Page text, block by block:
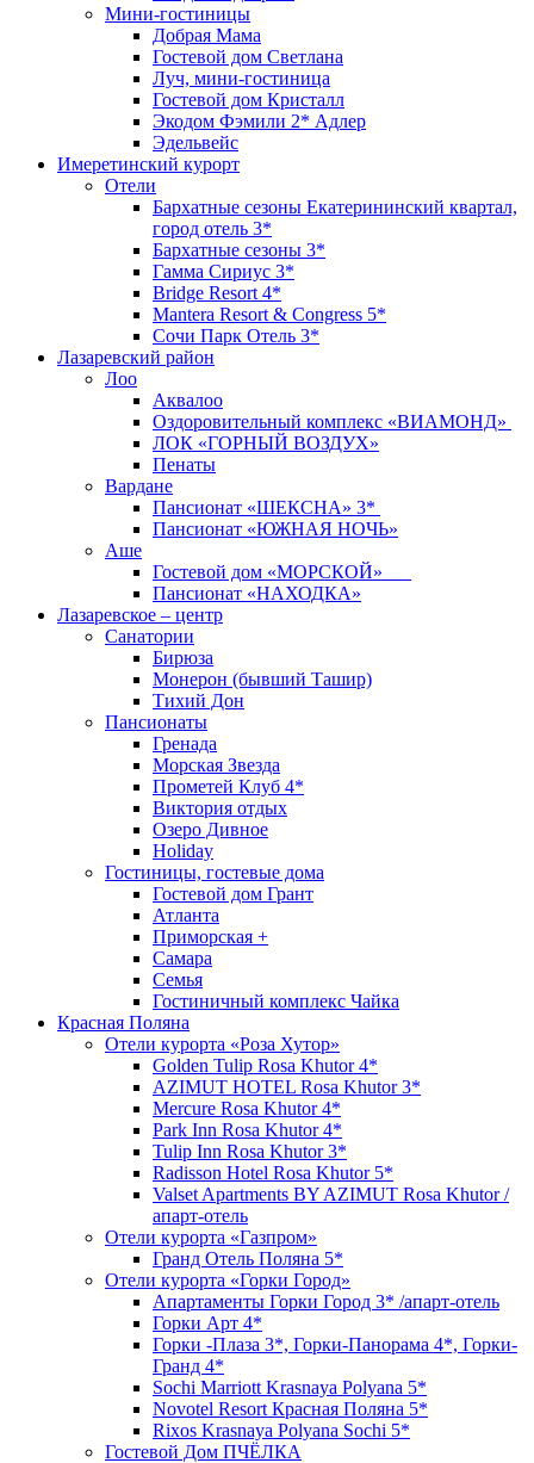
Мини-гостиницы
Добрая Мама
Гостевой дом Светлана
Луч, мини-гостиница
Гостевой дом Кристалл
Экодом Фэмили 2* Адлер
Эдельвейс
Имеретинский курорт
Отели
Бархатные сезоны Екатерининский квартал,
город отель 3*
Бархатные сезоны 3*
Гамма Сириус 3*
Bridge Resort 4*
Mantera Resort & Congress 5*
Сочи Парк Отель 3*
Лазаревский район
Лоо
Аквалоо
Оздоровительный комплекс «ВИАМОНД»
ЛОК «ГОРНЫЙ ВОЗДУХ»
Пенаты
Вардане
Пансионат «ШЕКСНА» 3*
Пансионат «ЮЖНАЯ НОЧЬ»
Аше
Гостевой дом «МОРСКОЙ»
Пансионат «НАХОДКА»
Лазаревское – центр
Санатории
Бирюза
Монерон (бывший Ташир)
Тихий Дон
Пансионаты
Гренада
Морская Звезда
Прометей Клуб 4*
Виктория отдых
Озеро Дивное
Holiday
Гостиницы, гостевые дома
Гостевой дом Грант
Атланта
Приморская +
Самара
Семья
Гостиничный комплекс Чайка
Красная Поляна
Отели курорта «Роза Хутор»
Golden Tulip Rosa Khutor 4*
AZIMUT HOTEL Rosa Khutor 3*
Mercure Rosa Khutor 4*
Park Inn Rosa Khutor 4*
Tulip Inn Rosa Khutor 3*
Radisson Hotel Rosa Khutor 5*
Valset Apartments BY AZIMUT Rosa Khutor /
апарт-отель
Отели курорта «Газпром»
Гранд Отель Поляна 5*
Отели курорта «Горки Город»
Апартаменты Горки Город 3* /апарт-отель
Горки Арт 4*
Горки -Плаза 3*, Горки-Панорама 4*, Горки-
Гранд 4*
Sochi Marriott Krasnaya Polyana 5*
Novotel Resort Красная Поляна 5*
Rixos Krasnaya Polyana Sochi 5*
Гостевой Дом ПЧЁЛКА